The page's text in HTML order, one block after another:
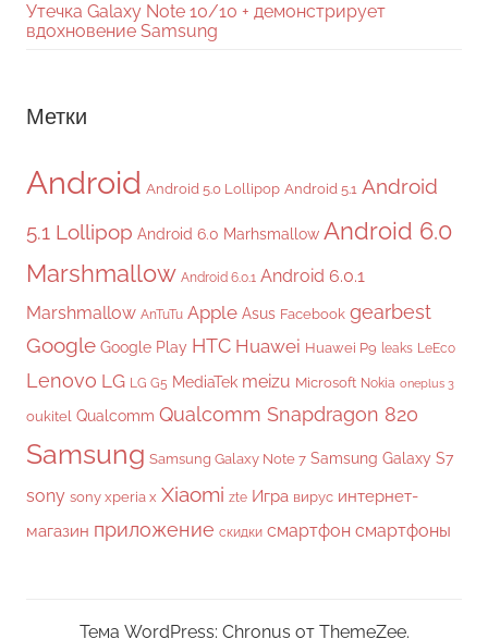
Утечка Galaxy Note 10/10 + демонстрирует
вдохновение Samsung
Метки
Android Android 5.0 Lollipop Android 5.1 Android
5.1 Lollipop Android 6.0 Marhsmallow Android 6.0
Marshmallow Android 6.0.1 Android 6.0.1
Marshmallow AnTuTu Apple Asus Facebook gearbest
Google Google Play HTC Huawei Huawei P9 leaks LeEco
Lenovo LG LG G5 MediaTek meizu Microsoft Nokia oneplus 3
oukitel Qualcomm Qualcomm Snapdragon 820
Samsung Samsung Galaxy Note 7 Samsung Galaxy S7
sony sony xperia x Xiaomi zte Игра вирус интернет-
магазин приложение скидки смартфон смартфоны
Тема WordPress: Chronus от ThemeZee.